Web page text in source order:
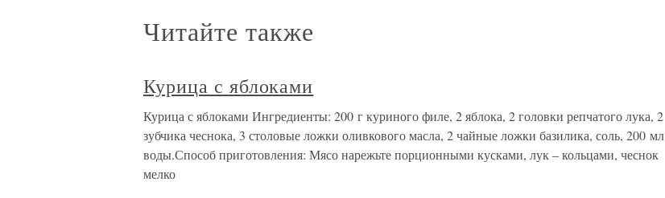
Читайте также
Курица с яблоками
Курица с яблоками Ингредиенты: 200 г куриного филе, 2 яблока, 2 головки репчатого лука, 2
зубчика чеснока, 3 столовые ложки оливкового масла, 2 чайные ложки базилика, соль, 200 мл
воды.Способ приготовления: Мясо нарежьте порционными кусками, лук – кольцами, чеснок
мелко